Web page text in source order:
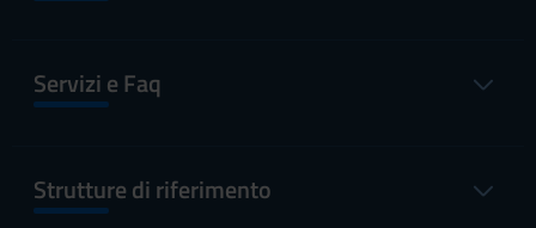
Servizi e Faq
Strutture di riferimento